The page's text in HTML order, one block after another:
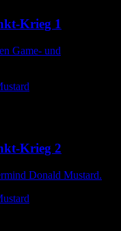
Krieg 1
Game- und
Krieg 2
Donald Mustard.